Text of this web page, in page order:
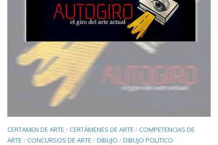
CERTAMEN DE ARTE /CERTÁMENES DE ARTE /COMPETENCIAS DE
ARTE /CONCURSOS DE ARTE /DIBUJO /DIBUJO POLITICO